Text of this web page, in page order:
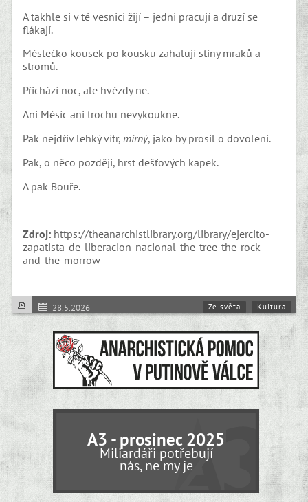
A takhle si v té vesnici žijí – jedni pracují a druzí se
flákají.
Městečko kousek po kousku zahalují stíny mraků a
stromů.
Přichází noc, ale hvězdy ne.
Ani Měsíc ani trochu nevykoukne.
Pak nejdřív lehký vítr, mírný, jako by prosil o dovolení.
Pak, o něco později, hrst dešťových kapek.
A pak Bouře.
Zdroj: https://theanarchistlibrary.org/library/ejercito-
zapatista-de-liberacion-nacional-the-tree-the-rock-
and-the-morrow
28.5.2026
Comandante Insurgente Marcos, Ejército Zapatista de Liberación
Ze světa Kultura
A3 - prosinec 2025
Miliardáři potřebují
nás, ne my je